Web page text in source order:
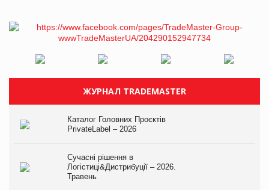
ЖУРНАЛ TRADEMASTER
Каталог Головних Проєктів
PrivateLabel – 2026
Сучасні рішення в
Логістиці&Дистрибуції – 2026.
Травень